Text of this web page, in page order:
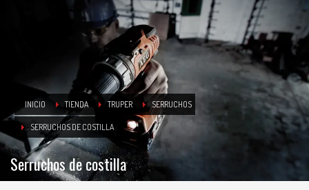
INICIO TIENDA TRUPER SERRUCHOS
SERRUCHOS DE COSTILLA
Serruchos de costilla